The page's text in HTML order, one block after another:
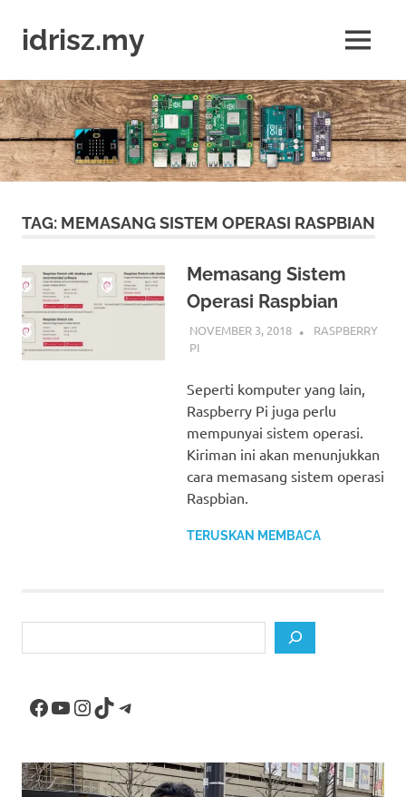
contentidrisz.my
Raspberry
Pi,
Arduino,
micro:bit
MENU
TAG: MEMASANG SISTEM OPERASI RASPBIAN
Memasang Sistem
Operasi Raspbian
NOVEMBER 3, 2018 IDRIS
RASPBERRY
PI
Seperti komputer yang lain,
Raspberry Pi juga perlu
mempunyai sistem operasi.
Kiriman ini akan menunjukkan
cara memasang sistem operasi
Raspbian.
TERUSKAN MEMBACA
Facebook
YouTube
Instagram
TikTokTelegram